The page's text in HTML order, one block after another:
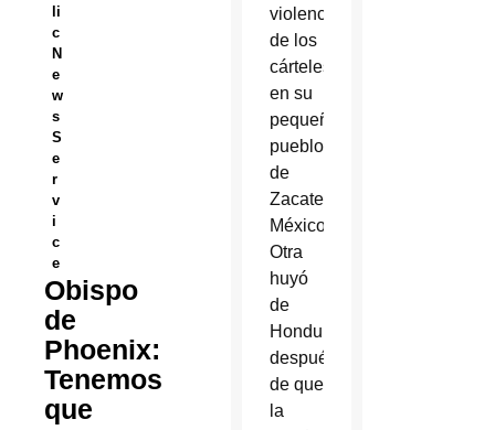
li
c
N
e
w
s
S
e
r
v
i
c
e
Obispo
de
Phoenix:
Tenemos
que
violencia
de los
cárteles
en su
pequeño
pueblo
de
Zacatecas,
México.
Otra
huyó
de
Honduras
después
de que
la